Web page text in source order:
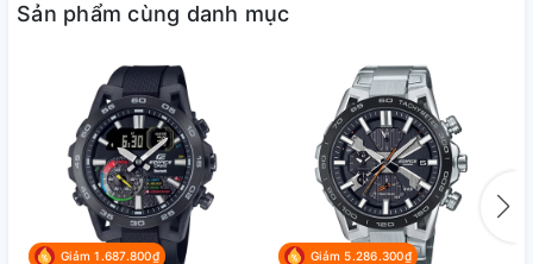
Sản phẩm cùng danh mục
Giảm 1.687.800₫ Giảm 5.286.300₫